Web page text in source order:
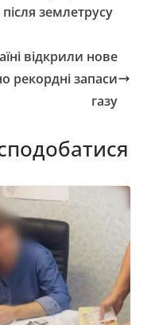
землетрусу
відкрили нове
рекордні запаси
газу